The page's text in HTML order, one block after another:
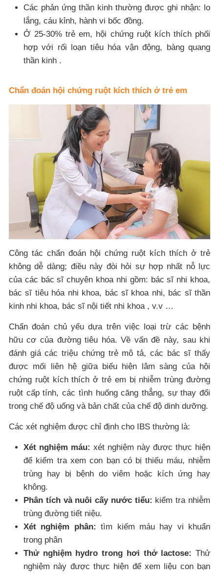
Các phản ứng thần kinh thường được ghi nhận: lo
lắng, cáu kỉnh, hành vi bốc đồng.
Ở 25-30% trẻ em, hội chứng ruột kích thích phối
hợp với rối loạn tiêu hóa vận động, bàng quang
thần kinh .
Chẩn đoán hội chứng ruột kích thích ở trẻ em
Công tác chẩn đoán hội chứng ruột kích thích ở trẻ
không dễ dàng; điều này đòi hỏi sự hợp nhất nỗ lực
của các bác sĩ chuyên khoa nhi gồm: bác sĩ nhi khoa,
bác sĩ tiêu hóa nhi khoa, bác sĩ khoa nhi, bác sĩ thần
kinh nhi khoa, bác sĩ nội tiết nhi khoa , v.v …
Chẩn đoán chủ yếu dựa trên việc loại trừ các bệnh
hữu cơ của đường tiêu hóa. Về vấn đề này, sau khi
đánh giá các triệu chứng trẻ mô tả, các bác sĩ thấy
được mối liên hệ giữa biểu hiện lâm sàng của hội
chứng ruột kích thích ở trẻ em bị nhiễm trùng đường
ruột cấp tính, các tình huống căng thẳng, sự thay đổi
trong chế độ uống và bản chất của chế độ dinh dưỡng.
Các xét nghiệm được chỉ định cho IBS thường là:
Xét nghiệm máu: xét nghiệm này được thực hiện
để kiểm tra xem con bạn có bị thiếu máu, nhiễm
trùng hay bị bệnh do viêm hoặc kích ứng hay
không.
Phân tích và nuôi cấy nước tiểu: kiểm tra nhiễm
trùng đường tiết niệu.
Xét nghiệm phân: tìm kiếm máu hay vi khuẩn
trong phân
Thử nghiệm hydro trong hơi thở lactose:Thử
nghiệm này được thực hiện để xem liệu con bạn